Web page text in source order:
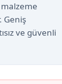
Geniş
ve güvenli